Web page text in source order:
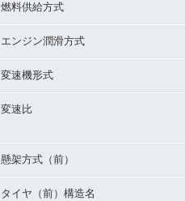
燃料供給方式
エンジン潤滑方式
変速機形式
変速比
懸架方式（前）
タイヤ（前）構造名